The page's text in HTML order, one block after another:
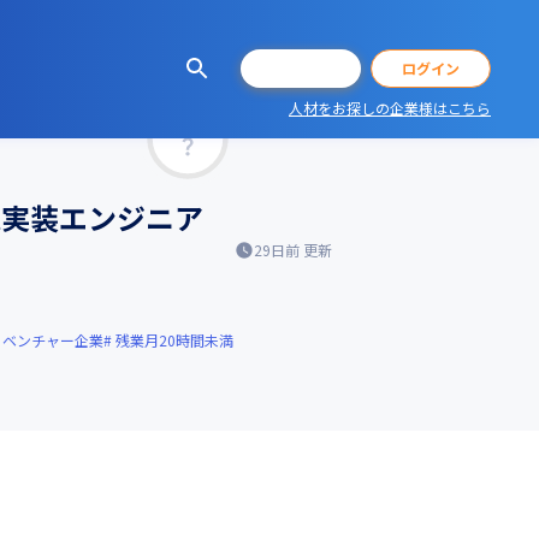
ログイン
人材をお探しの企業様はこちら
装エンジニア
29日前 更新
ベンチャー企業 残業月20時間未満